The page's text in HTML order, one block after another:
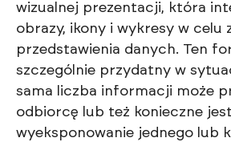
wizualnej prezentacji, która
obrazy, ikony i wykresy w celu
przedstawienia danych. Ten
szczególnie przydatny w
sama liczba informacji może
odbiorcę lub też konieczne jest
wyeksponowanie jednego lub